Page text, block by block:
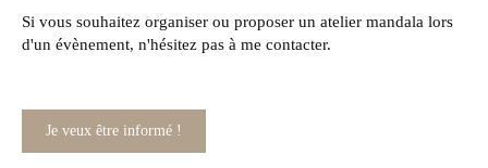
Si vous souhaitez organiser ou proposer un atelier mandala lors
d'un évènement, n'hésitez pas à me contacter.
Je veux être informé !